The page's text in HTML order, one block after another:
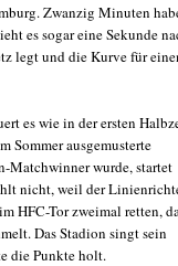
Zwanzig Minuten
es sogar eine Sekunde
legt und die Kurve für
es wie in der ersten
Sommer ausgemusterte
Matchwinner wurde, startet
nicht, weil der
HFC-Tor zweimal retten,
Das Stadion singt sein
die Punkte holt.